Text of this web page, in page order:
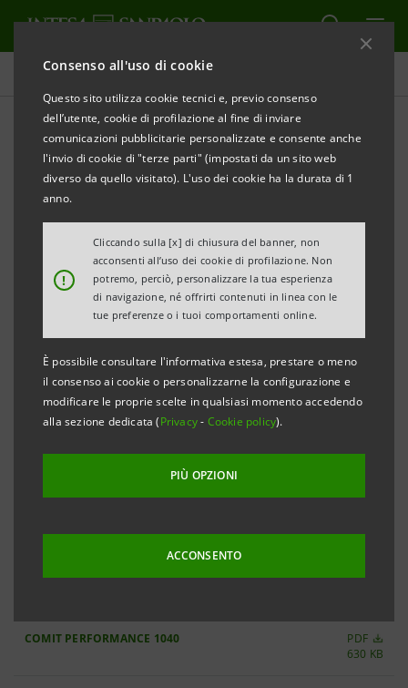
Consenso all'uso di cookie
Questo sito utilizza cookie tecnici e, previo consenso
dell’utente, cookie di profilazione al fine di inviare
comunicazioni pubblicitarie personalizzate e consente anche
l'invio di cookie di "terze parti" (impostati da un sito web
diverso da quello visitato). L'uso dei cookie ha la durata di 1
anno.
!
Cliccando sulla [x] di chiusura del banner, non
acconsenti all’uso dei cookie di profilazione. Non
potremo, perciò, personalizzare la tua esperienza
di navigazione, né offrirti contenuti in linea con le
tue preferenze o i tuoi comportamenti online.
È possibile consultare l'informativa estesa, prestare o meno
il consenso ai cookie o personalizzarne la configurazione e
modificare le proprie scelte in qualsiasi momento accedendo
alla sezione dedicata (Privacy- Cookie policy).
PIÙ OPZIONI
ACCONSENTO
Indici Comit
Serie storiche indici Comit
STAMPA
COMIT 30
1670 KB
COMIT GLOBALE R
PDF
1670 KB
COMIT PERFORMANCE R
PDF
COMIT PERFORMANCE 1040
PDF
630 KB